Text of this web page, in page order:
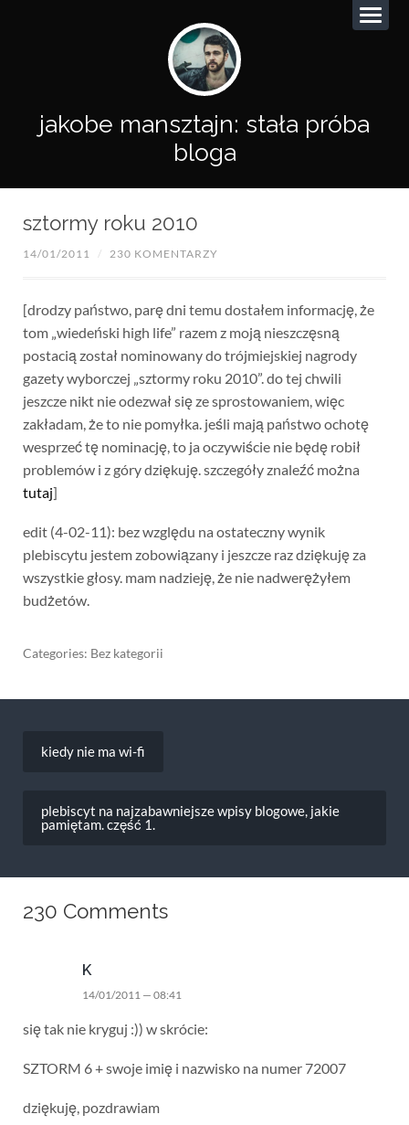
jakobe mansztajn: stała próba
bloga
sztormy roku 2010
14/01/2011 / 230 KOMENTARZY
[drodzy państwo, parę dni temu dostałem informację, że
tom „wiedeński high life” razem z moją nieszczęsną
postacią został nominowany do trójmiejskiej nagrody
gazety wyborczej „sztormy roku 2010”. do tej chwili
jeszcze nikt nie odezwał się ze sprostowaniem, więc
zakładam, że to nie pomyłka. jeśli mają państwo ochotę
wesprzeć tę nominację, to ja oczywiście nie będę robił
problemów i z góry dziękuję. szczegóły znaleźć można
tutaj]
edit (4-02-11): bez względu na ostateczny wynik
plebiscytu jestem zobowiązany i jeszcze raz dziękuję za
wszystkie głosy. mam nadzieję, że nie nadwerężyłem
budżetów.
Categories: Bez kategorii
wpisu
kiedy nie ma wi-fi
plebiscyt na najzabawniejsze wpisy blogowe, jakie
pamiętam. część 1.
230 Comments
K
14/01/2011 — 08:41
się tak nie kryguj :)) w skrócie:
SZTORM 6 + swoje imię i nazwisko na numer 72007
dziękuję, pozdrawiam